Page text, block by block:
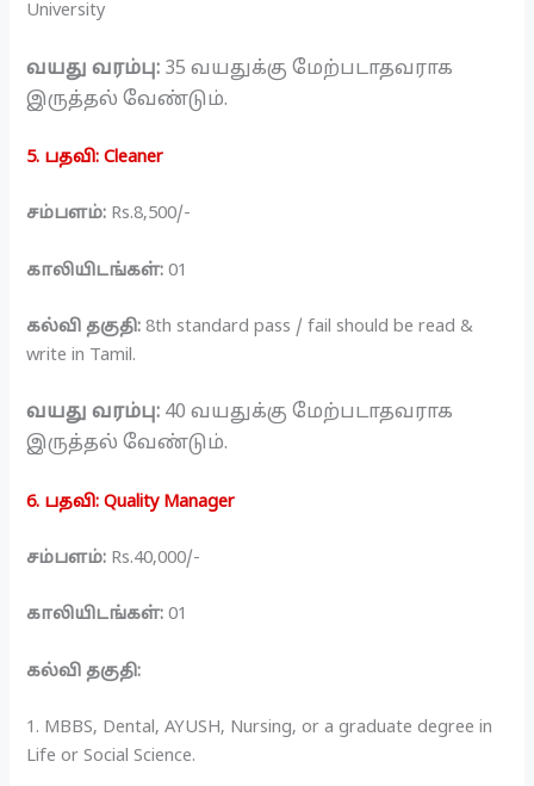
University
வயது வரம்பு: 35 வயதுக்கு மேற்படாதவராக
இருத்தல் வேண்டும்.
5. பதவி: Cleaner
சம்பளம்: Rs.8,500/-
காலியிடங்கள்: 01
கல்வி தகுதி: 8th standard pass / fail should be read &
write in Tamil.
வயது வரம்பு: 40 வயதுக்கு மேற்படாதவராக
இருத்தல் வேண்டும்.
6. பதவி: Quality Manager
சம்பளம்: Rs.40,000/-
காலியிடங்கள்: 01
கல்வி தகுதி:
1. MBBS, Dental, AYUSH, Nursing, or a graduate degree in
Life or Social Science.